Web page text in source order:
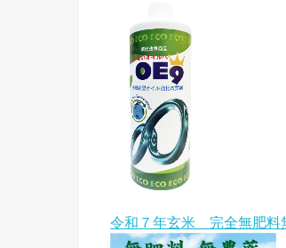
令和７年玄米 完全無肥